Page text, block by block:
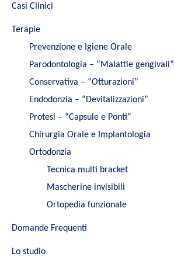
Casi Clinici
Terapie
Prevenzione e Igiene Orale
Parodontologia – “Malattie gengivali”
Conservativa – “Otturazioni”
Endodonzia – “Devitalizzazioni”
Protesi – “Capsule e Ponti”
Chirurgia Orale e Implantologia
Ortodonzia
Tecnica multi bracket
Mascherine invisibili
Ortopedia funzionale
Domande Frequenti
Lo studio